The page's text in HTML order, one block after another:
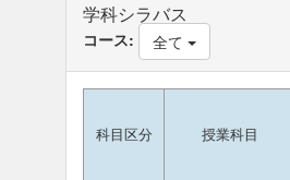
学科シラバス
コース: 全て
科目区分 授業科目